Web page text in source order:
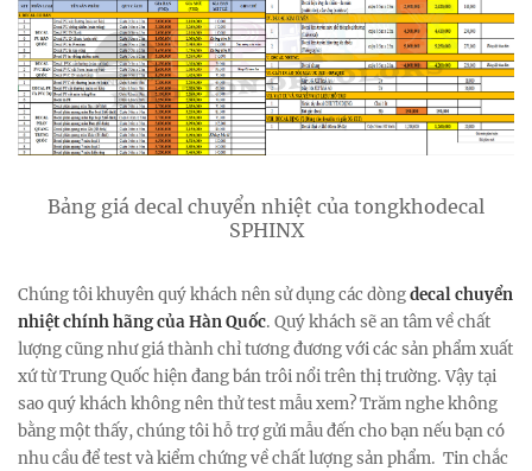
Bảng giá decal chuyển nhiệt của tongkhodecal
SPHINX
Chúng tôi khuyên quý khách nên sử dụng các dòngdecal chuyển
nhiệt chính hãng của Hàn Quốc. Quý khách sẽ an tâm về chất
lượng cũng như giá thành chỉ tương đương với các sản phẩm xuất
xứ từ Trung Quốc hiện đang bán trôi nổi trên thị trường. Vậy tại
sao quý khách không nên thử test mẫu xem? Trăm nghe không
bằng một thấy, chúng tôi hỗ trợ gửi mẫu đến cho bạn nếu bạn có
nhu cầu để test và kiểm chứng về chất lượng sản phẩm. Tin chắc